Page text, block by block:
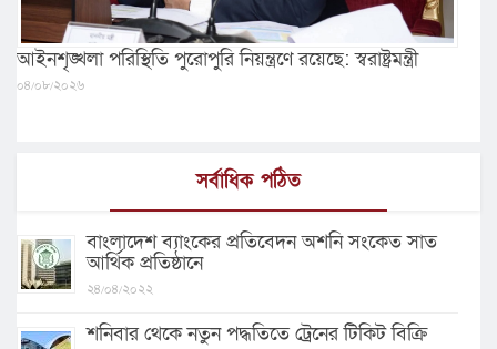
আইনশৃঙ্খলা পরিস্থিতি পুরোপুরি নিয়ন্ত্রণে রয়েছে: স্বরাষ্ট্রমন্ত্রী
০৪/০৮/২০২৬
সর্বাধিক পঠিত
বাংলাদেশ ব্যাংকের প্রতিবেদন অশনি সংকেত সাত
আর্থিক প্রতিষ্ঠানে
২৪/০৪/২০২২
শনিবার থেকে নতুন পদ্ধতিতে ট্রেনের টিকিট বিক্রি